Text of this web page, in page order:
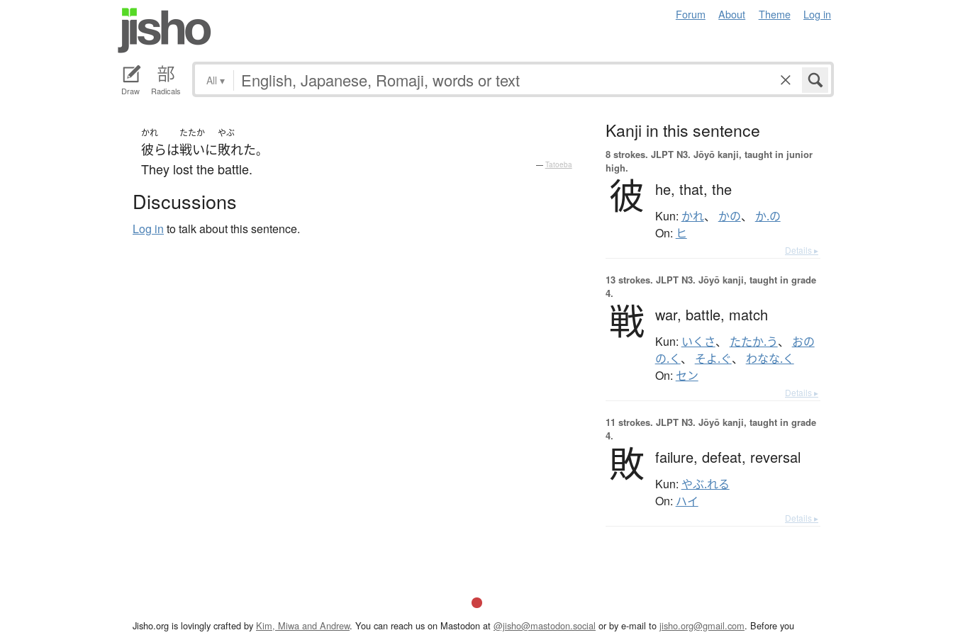
Forum About Theme Log in
Draw Radicals
All ▾
かれ
彼らは
たたか
戦いに
やぶ
敗れた。
They lost the battle. — Tatoeba
Discussions
Log in to talk about this sentence.
Kanji in this sentence
8 strokes. JLPT N3. Jōyō kanji, taught in junior
high.
彼 he, that, the
Kun: かれ、 かの、 か.の
On: ヒ
Details ▸
13 strokes. JLPT N3. Jōyō kanji, taught in grade
4.
戦 war, battle, match
Kun: いくさ、 たたか.う、 おの
の.く 、 そよ.ぐ、 わなな.く
On: セン
Details ▸
11 strokes. JLPT N3. Jōyō kanji, taught in grade
4.
敗 failure, defeat, reversal
Kun: やぶ.れる
On: ハイ
Details ▸
Jisho.org is lovingly crafted by Kim, Miwa and Andrew. You can reach us on Mastodon at @jisho@mastodon.social or by e-mail to jisho.org@gmail.com. Before you